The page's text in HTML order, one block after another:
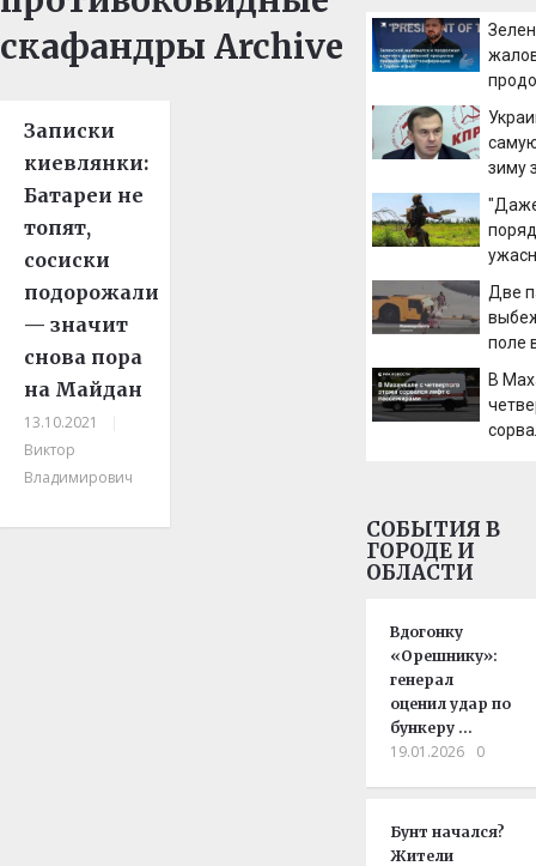
скафандры Archive
Записки
киевлянки:
Батареи не
топят,
сосиски
подорожали
— значит
снова пора
на Майдан
13.10.2021
Виктор
Владимирович
зиму
Две
поле
В
СОБЫТИЯ В
ГОРОДЕ И
ОБЛАСТИ
Вдогонку
«Орешнику»:
генерал
оценил удар по
бункеру …
19.01.2026 0
Бунт начался?
Жители